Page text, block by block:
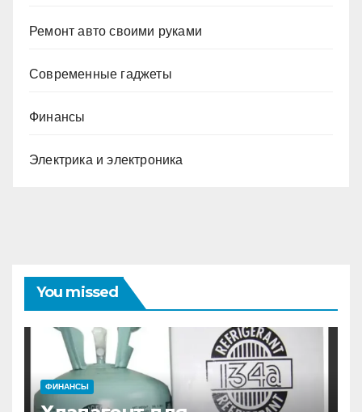
Ремонт авто своими руками
Современные гаджеты
Финансы
Электрика и электроника
You missed
ФИНАНСЫ